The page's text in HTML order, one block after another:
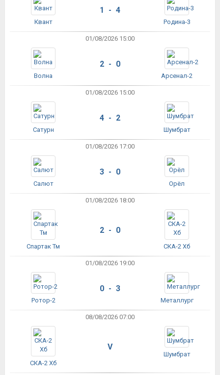
Квант
1 - 4
Родина-3
01/08/2026 15:00
Волна
2 - 0
Арсенал-2
01/08/2026 15:00
Сатурн
4 - 2
Шумбрат
01/08/2026 17:00
Салют
3 - 0
Орёл
01/08/2026 18:00
Спартак Тм
2 - 0
СКА-2 Хб
01/08/2026 19:00
Ротор-2
0 - 3
Металлург
08/08/2026 07:00
СКА-2 Хб
V
Шумбрат